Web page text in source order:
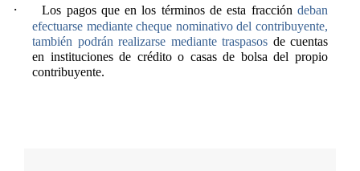
· Los pagos que en los términos de esta fracción deban
efectuarse mediante cheque nominativo del contribuyente,
también podrán realizarse mediante traspasos de cuentas
en instituciones de crédito o casas de bolsa del propio
contribuyente.